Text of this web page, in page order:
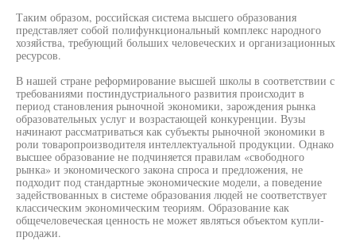
Таким образом, российская система высшего образования
представляет собой полифункциональный комплекс народного
хозяйства, требующий больших человеческих и организационных
ресурсов.
В нашей стране реформирование высшей школы в соответствии с
требованиями постиндустриального развития происходит в
период становления рыночной экономики, зарождения рынка
образовательных услуг и возрастающей конкуренции. Вузы
начинают рассматриваться как субъекты рыночной экономики в
роли товаропроизводителя интеллектуальной продукции. Однако
высшее образование не подчиняется правилам «свободного
рынка» и экономического закона спроса и предложения, не
подходит под стандартные экономические модели, а поведение
задействованных в системе образования людей не соответствует
классическим экономическим теориям. Образование как
общечеловеческая ценность не может являться объектом купли-
продажи.